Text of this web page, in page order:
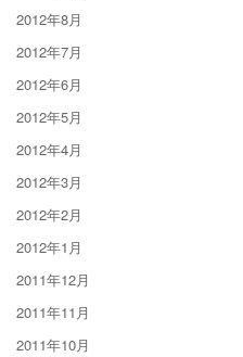
2012年8月
2012年7月
2012年6月
2012年5月
2012年4月
2012年3月
2012年2月
2012年1月
2011年12月
2011年11月
2011年10月